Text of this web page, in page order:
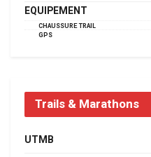
EQUIPEMENT
CHAUSSURE TRAIL
GPS
Trails & Marathons
UTMB